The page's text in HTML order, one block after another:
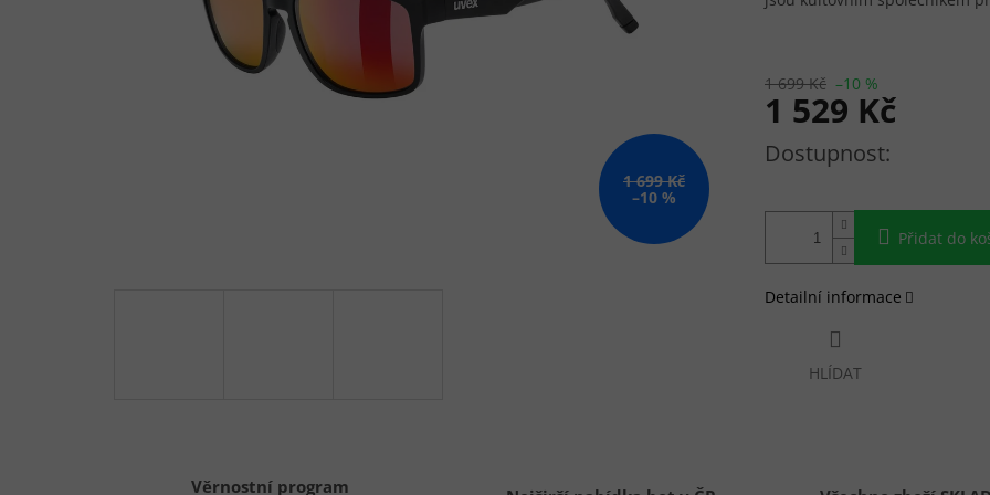
1 699 Kč
–10 %
1 699 Kč –10 %
1 529 Kč
Měrná cena:
Přidat do
Detailní informace
HLÍDAT
Věrnostní program